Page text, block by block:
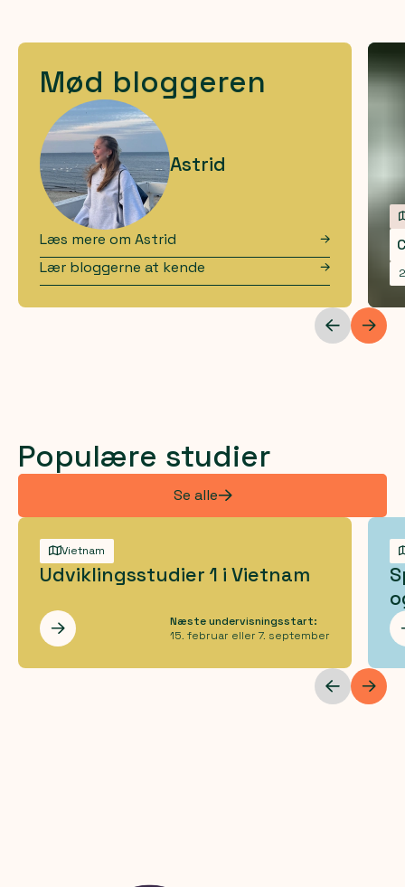
Mød bloggeren
Astrid
Læs mere om Astrid
Lær bloggerne at kende
Populære studier
Se alle
Vietnam
Udviklingsstudier 1 i Vietnam
Les mer
Næste undervisningsstart:
15. februar eller 7. september